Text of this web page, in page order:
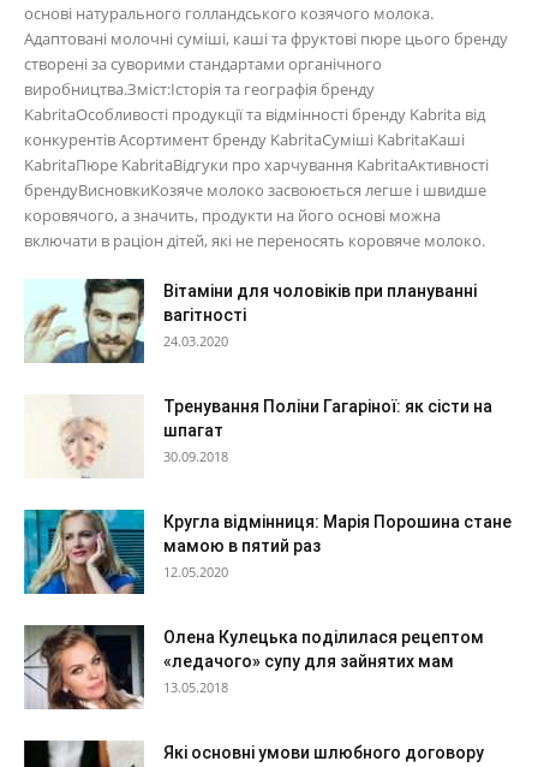
основі натурального голландського козячого молока.
Адаптовані молочні суміші, каші та фруктові пюре цього бренду
створені за суворими стандартами органічного
виробництва.Зміст:Історія та географія бренду
KabritaОсобливості продукції та відмінності бренду Kabrita від
конкурентів Асортимент бренду KabritaСуміші KabritaКаші
KabritaПюре KabritaВідгуки про харчування KabritaАктивності
брендуВисновкиКозяче молоко засвоюється легше і швидше
коровячого, а значить, продукти на його основі можна
включати в раціон дітей, які не переносять коровяче молоко.
Вітаміни для чоловіків при плануванні
вагітності
24.03.2020
Тренування Поліни Гагаріної: як сісти на
шпагат
30.09.2018
Кругла відмінниця: Марія Порошина стане
мамою в пятий раз
12.05.2020
Олена Кулецька поділилася рецептом
«ледачого» супу для зайнятих мам
13.05.2018
Які основні умови шлюбного договору